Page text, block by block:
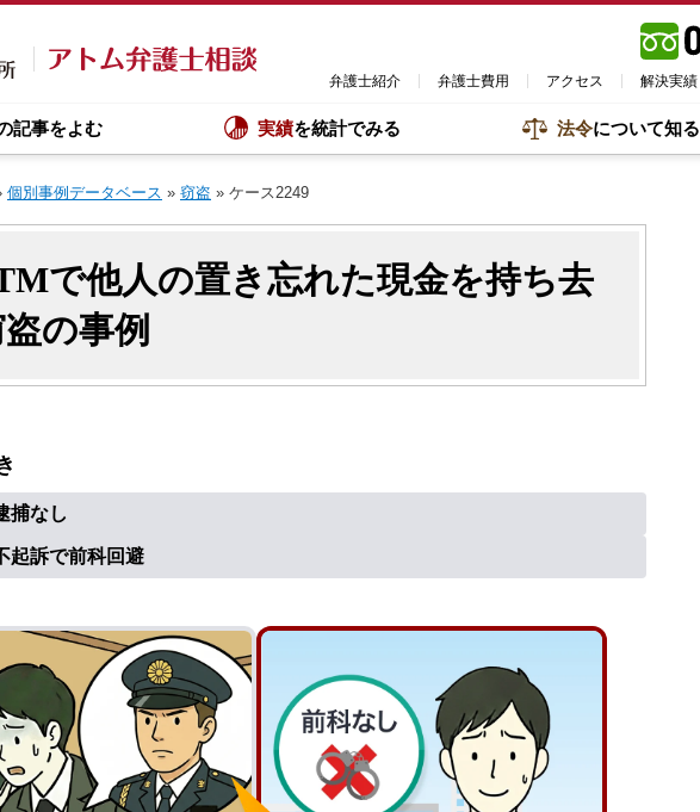
弁護士紹介 弁護士費用 アクセス 解決実績
記事をよむ 実績を統計でみる 法令について知る
個別事例データベース » 窃盗 » ケース2249
で他人の置き忘れた現金を持ち去
の事例
捕なし
起訴で前科回避